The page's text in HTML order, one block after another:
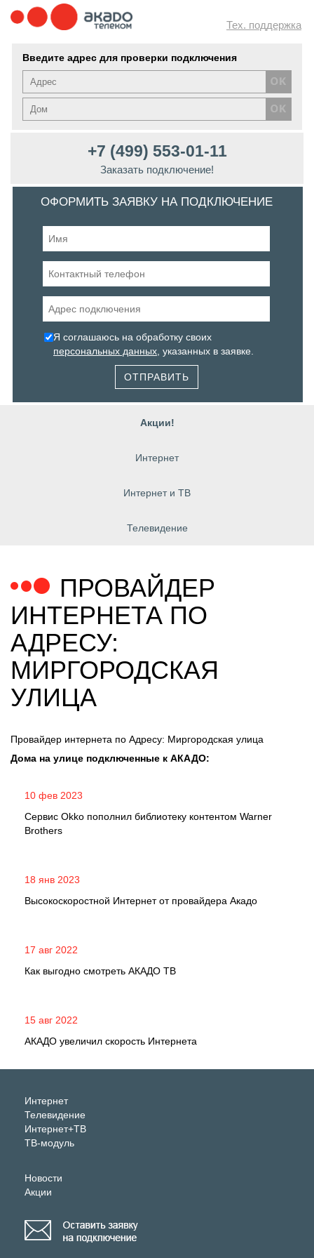
Тех. поддержка
Введите адрес для проверки подключения
+7 (499) 553-01-11
Заказать подключение!
ОФОРМИТЬ ЗАЯВКУ НА ПОДКЛЮЧЕНИЕ
Я соглашаюсь на обработку своих
персональных данных , указанных в заявке.
ОТПРАВИТЬ
Акции!
Интернет
Интернет и ТВ
Телевидение
ПРОВАЙДЕР
ИНТЕРНЕТА ПО
АДРЕСУ:
МИРГОРОДСКАЯ
УЛИЦА
Провайдер интернета по Адресу: Миргородская улица
Дома на улице подключенные к АКАДО:
10 фев 2023
Сервис Okko пополнил библиотеку контентом Warner
Brothers
18 янв 2023
Высокоскоростной Интернет от провайдера Акадо
17 авг 2022
Как выгодно смотреть АКАДО ТВ
15 авг 2022
АКАДО увеличил скорость Интернета
Интернет
Телевидение
Интернет+ТВ
ТВ-модуль
Новости
Акции